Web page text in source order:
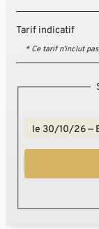
Tarif indicatif
* Ce tarif n’inclut